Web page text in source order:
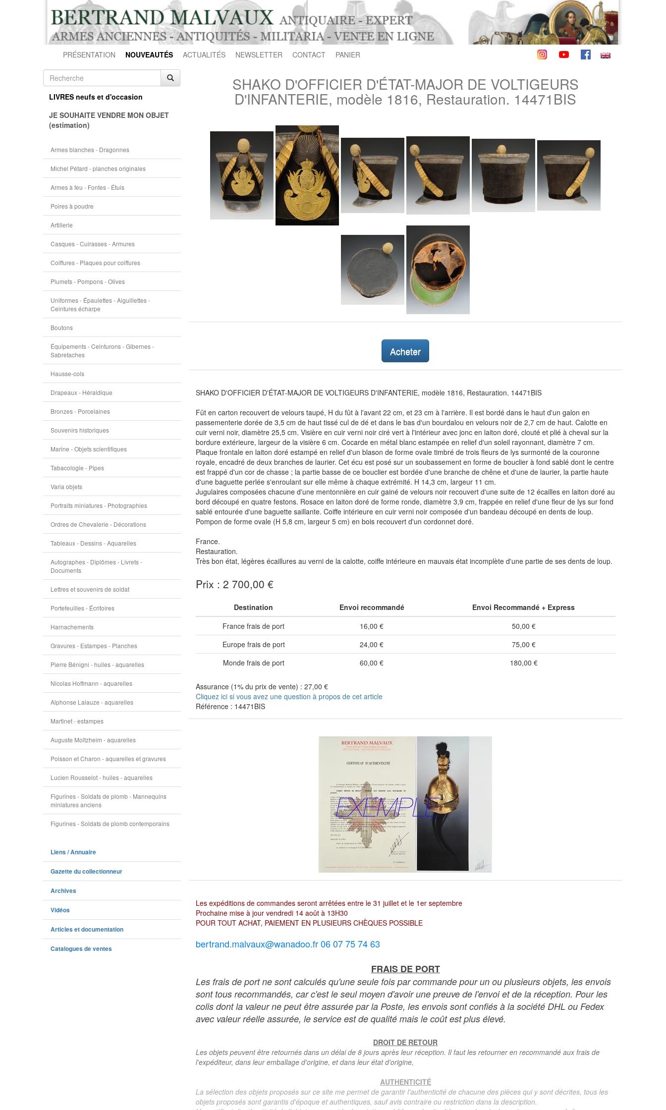
PRÉSENTATION NOUVEAUTÉS ACTUALITÉS NEWSLETTER CONTACT PANIER
LIVRES neufs et d'occasion
JE SOUHAITE VENDRE MON OBJET
(estimation)
Armes blanches - Dragonnes
Michel Pétard - planches originales
Armes à feu - Fontes - Étuis
Poires à poudre
Artillerie
Casques - Cuirasses - Armures
Coiffures - Plaques pour coiffures
Plumets - Pompons - Olives
Uniformes - Épaulettes - Aiguillettes -
Ceintures écharpe
Boutons
Équipements - Ceinturons - Gibernes -
Sabretaches
Hausse-cols
Drapeaux - Héraldique
Bronzes - Porcelaines
Souvenirs historiques
Marine - Objets scientifiques
Tabacologie - Pipes
Varia objets
Portraits miniatures - Photographies
Ordres de Chevalerie - Décorations
Tableaux - Dessins - Aquarelles
Autographes - Diplômes - Livrets -
Documents
Lettres et souvenirs de soldat
Portefeuilles - Écritoires
Harnachements
Gravures - Estampes - Planches
Pierre Bénigni - huiles - aquarelles
Nicolas Hoffmann - aquarelles
Alphonse Lalauze - aquarelles
Martinet - estampes
Auguste Moltzheim - aquarelles
Poisson et Charon - aquarelles et gravures
Lucien Rousselot - huiles - aquarelles
Figurines - Soldats de plomb - Mannequins
miniatures anciens
Figurines - Soldats de plomb contemporains
Liens / Annuaire
Gazette du collectionneur
Archives
Vidéos
Articles et documentation
Catalogues de ventes
SHAKO D'OFFICIER D'ÉTAT-MAJOR DE VOLTIGEURS
D'INFANTERIE, modèle 1816, Restauration. 14471BIS
Acheter
SHAKO D'OFFICIER D'ÉTAT-MAJOR DE VOLTIGEURS D'INFANTERIE, modèle 1816, Restauration. 14471BIS
Fût en carton recouvert de velours taupé, H du fût à l'avant 22 cm, et 23 cm à l'arrière. Il est bordé dans le haut d'un galon en
passementerie dorée de 3,5 cm de haut tissé cul de dé et dans le bas d'un bourdalou en velours noir de 2,7 cm de haut. Calotte en
cuir verni noir, diamètre 25,5 cm. Visière en cuir verni noir ciré vert à l'intérieur avec jonc en laiton doré, clouté et plié à cheval sur la
bordure extérieure, largeur de la visière 6 cm. Cocarde en métal blanc estampée en relief d'un soleil rayonnant, diamètre 7 cm.
Plaque frontale en laiton doré estampé en relief d'un blason de forme ovale timbré de trois fleurs de lys surmonté de la couronne
royale, encadré de deux branches de laurier. Cet écu est posé sur un soubassement en forme de bouclier à fond sablé dont le centre
est frappé d'un cor de chasse ; la partie basse de ce bouclier est bordée d'une branche de chêne et d'une de laurier, la partie haute
d'une baguette perlée s'enroulant sur elle même à chaque extrémité. H 14,3 cm, largeur 11 cm.
Jugulaires composées chacune d'une mentonnière en cuir gainé de velours noir recouvert d'une suite de 12 écailles en laiton doré au
bord découpé en quatre festons. Rosace en laiton doré de forme ronde, diamètre 3,9 cm, frappée en relief d'une fleur de lys sur fond
sablé entourée d'une baguette saillante. Coiffe intérieure en cuir verni noir composée d'un bandeau découpé en dents de loup.
Pompon de forme ovale (H 5,8 cm, largeur 5 cm) en bois recouvert d'un cordonnet doré.
France.
Restauration.
Très bon état, légères écaillures au verni de la calotte, coiffe intérieure en mauvais état incomplète d'une partie de ses dents de loup.
Prix : 2 700,00 €
Destination Envoi recommandé
Envoi Recommandé + Express
France frais de port
16,00 €
50,00 €
Europe frais de port
24,00 €
75,00 €
Monde frais de port
60,00 € 180,00 €
Assurance (1% du prix de vente) : 27,00 €
Cliquez ici si vous avez une question à propos de cet article
Référence : 14471BIS
Les expéditions de commandes seront arrêtées entre le 31 juillet et le 1er septembre
Prochaine mise à jour vendredi 14 août à 13H30
POUR TOUT ACHAT, PAIEMENT EN PLUSIEURS CHÈQUES POSSIBLE
bertrand.malvaux@wanadoo.fr 06 07 75 74 63
FRAIS DE PORT
Les frais de port ne sont calculés qu'une seule fois par commande pour un ou plusieurs objets, les envois
sont tous recommandés, car c'est le seul moyen d'avoir une preuve de l'envoi et de la réception. Pour les
colis dont la valeur ne peut être assurée par la Poste, les envois sont confiés à la société DHL ou Fedex
avec valeur réelle assurée, le service est de qualité mais le coût est plus élevé.
DROIT DE RETOUR
Les objets peuvent être retournés dans un délai de 8 jours après leur réception. Il faut les retourner en recommandé aux frais de
l'expéditeur, dans leur emballage d'origine, et dans leur état d'origine,
AUTHENTICITÉ
La sélection des objets proposés sur ce site me permet de garantir l'authenticité de chacune des pièces qui y sont décrites, tous les
objets proposés sont garantis d'époque et authentiques, sauf avis contraire ou restriction dans la description.